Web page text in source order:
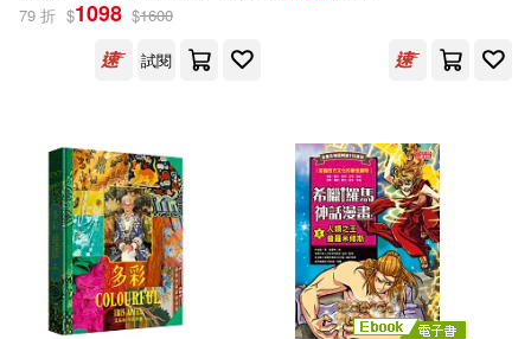
79 折 $1098 $1600
試閱